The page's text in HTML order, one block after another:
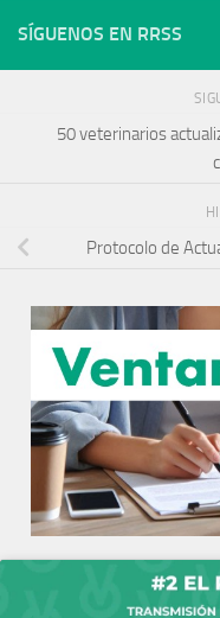
SÍGUENOS EN RRSS
50 veterinarios
Protocolo de